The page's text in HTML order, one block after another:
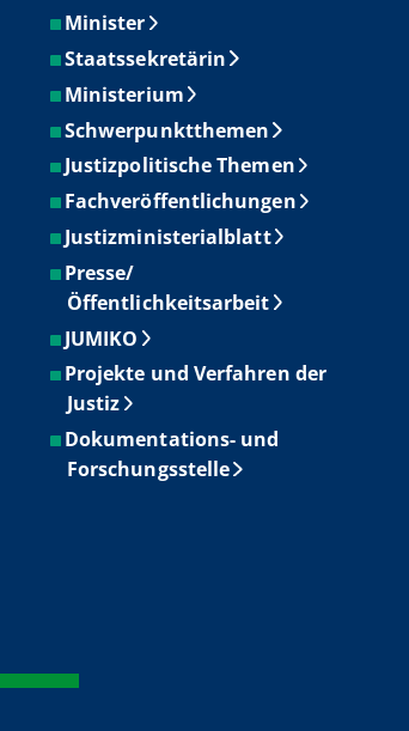
Minister
Staatssekretärin
Ministerium
Schwerpunktthemen
Justizpolitische Themen
Fachveröffentlichungen
Justizministerialblatt
Presse/
Öffentlichkeitsarbeit
JUMIKO
Projekte und Verfahren der
Justiz
Dokumentations- und
Forschungsstelle